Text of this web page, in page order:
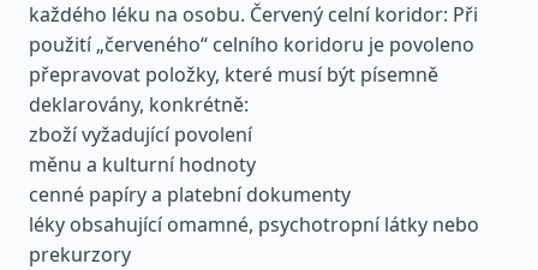
každého léku na osobu. Červený celní koridor: Při
použití „červeného“ celního koridoru je povoleno
přepravovat položky, které musí být písemně
deklarovány, konkrétně:
zboží vyžadující povolení
měnu a kulturní hodnoty
cenné papíry a platební dokumenty
léky obsahující omamné, psychotropní látky nebo
prekurzory